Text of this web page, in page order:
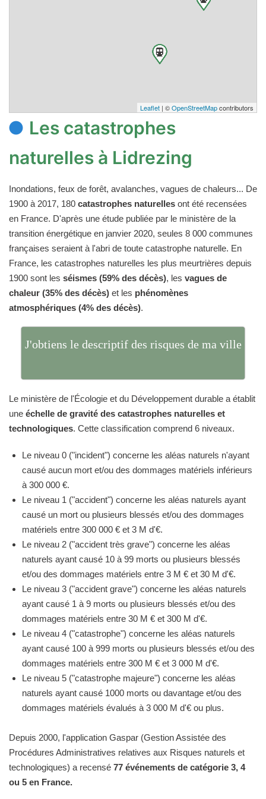
Leaflet | ©OpenStreetMapcontributors
Les catastrophes
naturelles à Lidrezing
Inondations, feux de forêt, avalanches, vagues de chaleurs... De
1900 à 2017, 180 catastrophes naturelles ont été recensées
en France. D'après une étude publiée par le ministère de la
transition énergétique en janvier 2020, seules 8 000 communes
françaises seraient à l'abri de toute catastrophe naturelle. En
France, les catastrophes naturelles les plus meurtrières depuis
1900 sont les séismes (59% des décès), les vagues de
chaleur (35% des décès) et les phénomènes
atmosphériques (4% des décès).
J'obtiens le descriptif des risques de ma ville
Le ministère de l'Écologie et du Développement durable a établit
une échelle de gravité des catastrophes naturelles et
technologiques. Cette classification comprend 6 niveaux.
Le niveau 0 ("incident") concerne les aléas naturels n'ayant
causé aucun mort et/ou des dommages matériels inférieurs
à 300 000 €.
Le niveau 1 ("accident") concerne les aléas naturels ayant
causé un mort ou plusieurs blessés et/ou des dommages
matériels entre 300 000 € et 3 M d'€.
Le niveau 2 ("accident très grave") concerne les aléas
naturels ayant causé 10 à 99 morts ou plusieurs blessés
et/ou des dommages matériels entre 3 M € et 30 M d'€.
Le niveau 3 ("accident grave") concerne les aléas naturels
ayant causé 1 à 9 morts ou plusieurs blessés et/ou des
dommages matériels entre 30 M € et 300 M d'€.
Le niveau 4 ("catastrophe") concerne les aléas naturels
ayant causé 100 à 999 morts ou plusieurs blessés et/ou des
dommages matériels entre 300 M € et 3 000 M d'€.
Le niveau 5 ("catastrophe majeure") concerne les aléas
naturels ayant causé 1000 morts ou davantage et/ou des
dommages matériels évalués à 3 000 M d'€ ou plus.
Depuis 2000, l'application Gaspar (Gestion Assistée des
Procédures Administratives relatives aux Risques naturels et
technologiques) a recensé 77 événements de catégorie 3, 4
ou 5 en France.